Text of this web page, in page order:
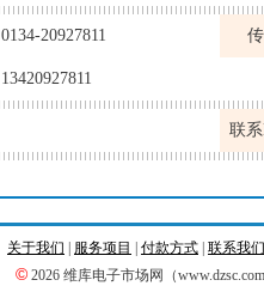
0134-20927811
13420927811
联
关于我们 服务项目 付款方式 联系我们
© 2026 维库电子市场网（